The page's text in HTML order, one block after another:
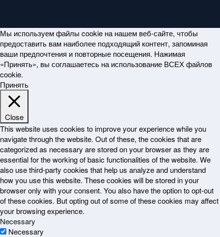
Мы используем файлы cookie на нашем веб-сайте, чтобы
предоставить вам наиболее подходящий контент, запоминая
ваши предпочтения и повторные посещения. Нажимая
«Принять», вы соглашаетесь на использование ВСЕХ файлов
cookie.
Принять
Close
This website uses cookies to improve your experience while you
navigate through the website. Out of these, the cookies that are
categorized as necessary are stored on your browser as they are
essential for the working of basic functionalities of the website. We
also use third-party cookies that help us analyze and understand
how you use this website. These cookies will be stored in your
browser only with your consent. You also have the option to opt-out
of these cookies. But opting out of some of these cookies may affect
your browsing experience.
Necessary
Necessary